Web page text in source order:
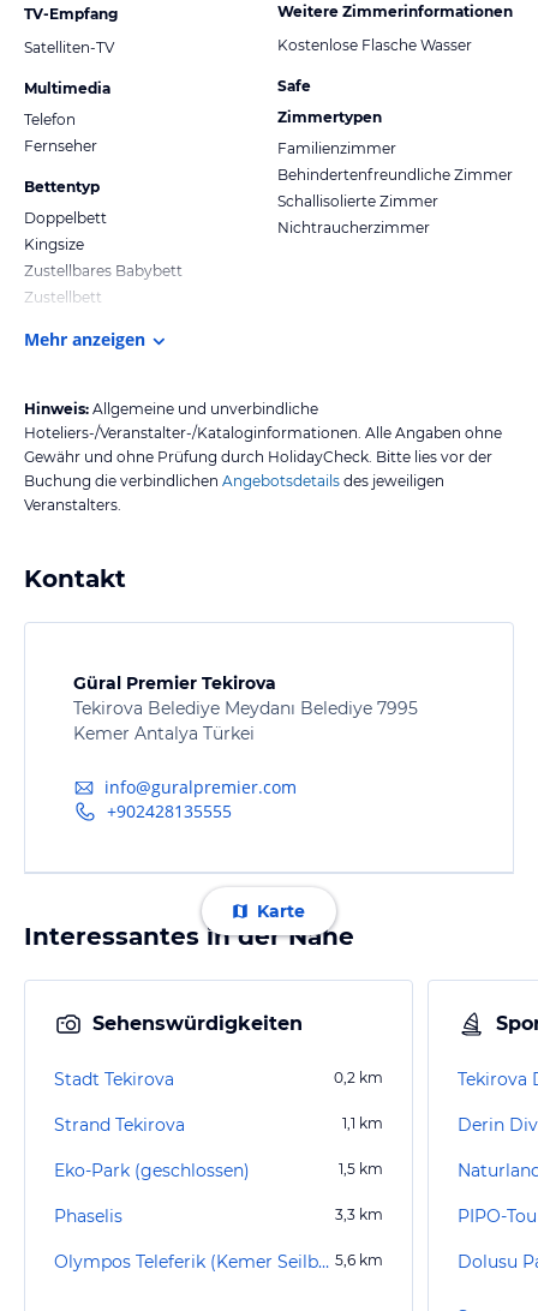
TV-Empfang
Satelliten-TV
Multimedia
Telefon
Fernseher
Bettentyp
Doppelbett
Kingsize
Zustellbares Babybett
Zustellbett
Weitere Zimmerinformationen
Kostenlose Flasche Wasser
Safe
Zimmertypen
Familienzimmer
Behindertenfreundliche Zimmer
Schallisolierte Zimmer
Nichtraucherzimmer
Mehr anzeigen
Hinweis: Allgemeine und unverbindliche
Hoteliers-/Veranstalter-/Kataloginformationen. Alle Angaben ohne
Gewähr und ohne Prüfung durch HolidayCheck. Bitte lies vor der
Buchung die verbindlichen Angebotsdetails des jeweiligen
Veranstalters.
Kontakt
Güral Premier Tekirova
Tekirova Belediye Meydanı Belediye 7995
Kemer Antalya Türkei
info@guralpremier.com
+902428135555
Karte
Interessantes in der Nähe
Sehenswürdigkeiten
Stadt Tekirova 0,2 km
Strand Tekirova 1,1 km
Eko-Park (geschlossen) 1,5 km
Phaselis 3,3 km
Olympos Teleferik (Kemer Seilbahn Sea to Sky) 5,6 km
Tekirova
Derin
PIPO-
Dolusu